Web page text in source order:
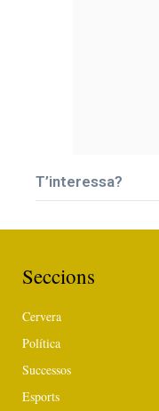
T’interessa?
Seccions
Cervera
Política
Successos
Esports